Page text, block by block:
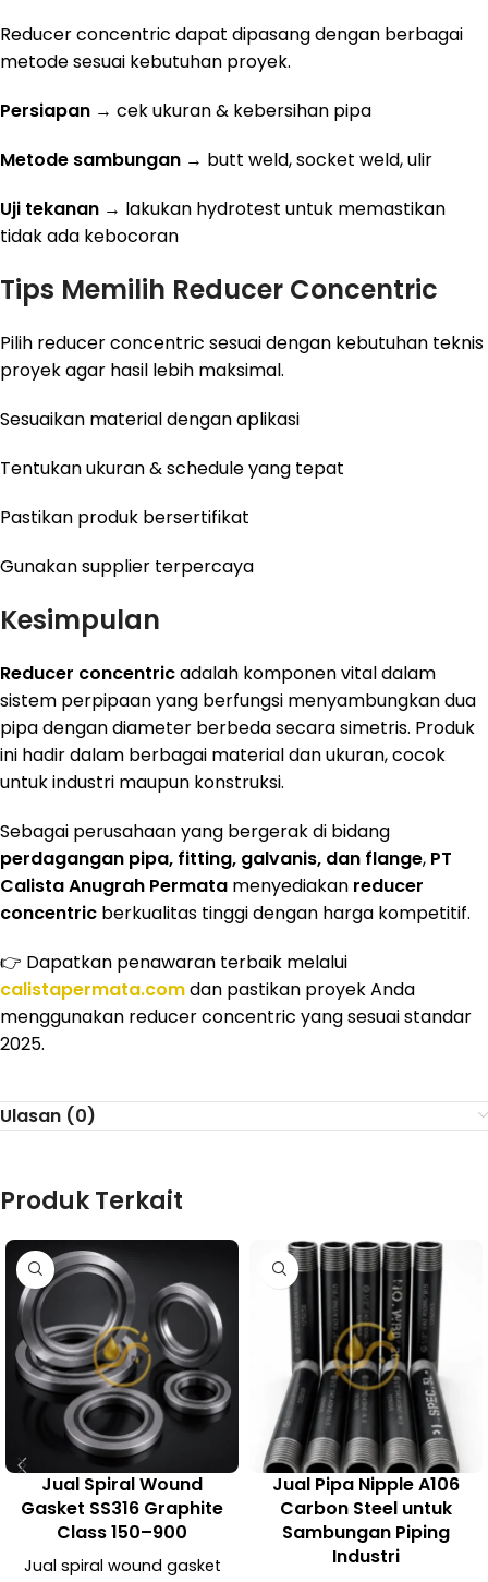
Reducer concentric dapat dipasang dengan berbagai
metode sesuai kebutuhan proyek.
Persiapan → cek ukuran & kebersihan pipa
Metode sambungan → butt weld, socket weld, ulir
Uji tekanan → lakukan hydrotest untuk memastikan
tidak ada kebocoran
Tips Memilih Reducer Concentric
Pilih reducer concentric sesuai dengan kebutuhan teknis
proyek agar hasil lebih maksimal.
Sesuaikan material dengan aplikasi
Tentukan ukuran & schedule yang tepat
Pastikan produk bersertifikat
Gunakan supplier terpercaya
Kesimpulan
Reducer concentricadalah komponen vital dalam
sistem perpipaan yang berfungsi menyambungkan dua
pipa dengan diameter berbeda secara simetris. Produk
ini hadir dalam berbagai material dan ukuran, cocok
untuk industri maupun konstruksi.
Sebagai perusahaan yang bergerak di bidang
perdagangan pipa, fitting, galvanis, dan flange, PT
Calista Anugrah Permata menyediakan reducer
concentric berkualitas tinggi dengan harga kompetitif.
👉 Dapatkan penawaran terbaik melalui
calistapermata.comdan pastikan proyek Anda
menggunakan reducer concentric yang sesuai standar
2025.
Ulasan (0)
Produk Terkait
Jual Spiral Wound
Gasket SS316 Graphite
Class 150–900
Jual spiral wound gasket
Jual Pipa Nipple A106
Carbon Steel untuk
Sambungan Piping
Industri